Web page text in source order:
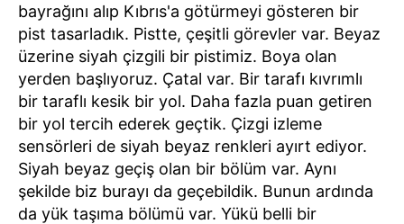
bayrağını alıp Kıbrıs'a götürmeyi gösteren bir
pist tasarladık. Pistte, çeşitli görevler var. Beyaz
üzerine siyah çizgili bir pistimiz. Boya olan
yerden başlıyoruz. Çatal var. Bir tarafı kıvrımlı
bir taraflı kesik bir yol. Daha fazla puan getiren
bir yol tercih ederek geçtik. Çizgi izleme
sensörleri de siyah beyaz renkleri ayırt ediyor.
Siyah beyaz geçiş olan bir bölüm var. Aynı
şekilde biz burayı da geçebildik. Bunun ardında
da yük taşıma bölümü var. Yükü belli bir